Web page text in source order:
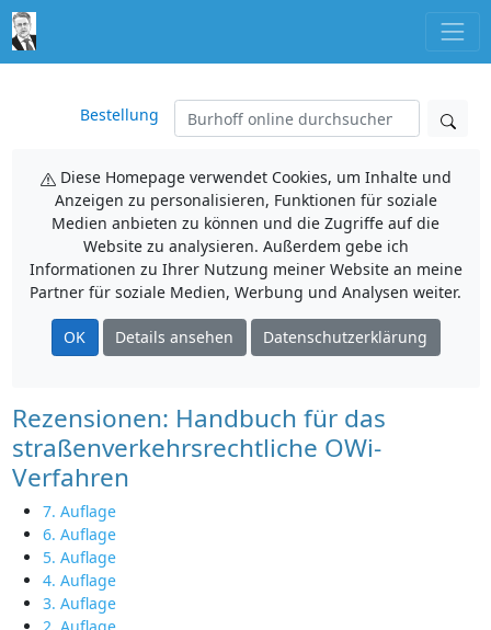
Bestellung
Diese Homepage verwendet Cookies, um Inhalte und
Anzeigen zu personalisieren, Funktionen für soziale
Medien anbieten zu können und die Zugriffe auf die
Website zu analysieren. Außerdem gebe ich
Informationen zu Ihrer Nutzung meiner Website an meine
Partner für soziale Medien, Werbung und Analysen weiter.
OK Details ansehen Datenschutzerklärung
Rezensionen: Handbuch für das
straßenverkehrsrechtliche OWi-
Verfahren
7. Auflage
6. Auflage
5. Auflage
4. Auflage
3. Auflage
2. Auflage